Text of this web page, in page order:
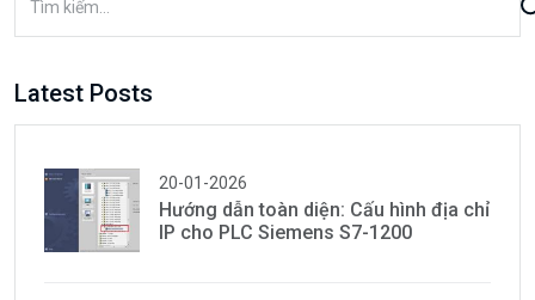
Latest Posts
20-01-2026
Hướng dẫn toàn diện: Cấu hình địa chỉ
IP cho PLC Siemens S7-1200